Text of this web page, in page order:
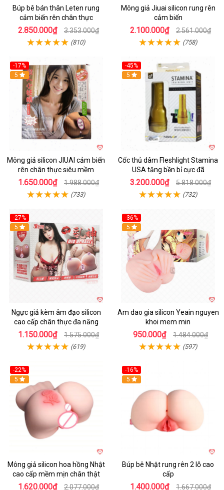
Búp bê bán thân Leten rung
cảm biến rên chân thực
2.850.000₫ 3.353.000₫
(810)
Mông giả Jiuai silicon rung rên
cảm biến
2.100.000₫ 2.561.000₫
(758)
-17%
Hot
5
Mông giả silicon JIUAI cảm biến
rên chân thực siêu mềm
1.650.000₫ 1.988.000₫
(733)
-45%
Hot
5
Cốc thủ dâm Fleshlight Stamina
USA tăng bền bỉ cực đã
3.200.000₫ 5.818.000₫
(732)
-27%
5
Ngực giả kèm âm đạo silicon
cao cấp chân thực đa năng
1.150.000₫ 1.575.000₫
(619)
-36%
Hot
5
Am dao gia silicon Yeain nguyen
khoi mem min
950.000₫ 1.484.000₫
(597)
-22%
5
Mông giả silicon hoa hồng Nhật
cao cấp mềm mịn chân thật
1.620.000₫ 2.077.000₫
-16%
Hot
5
Búp bê Nhật rung rên 2 lỗ cao
cấp
1.400.000₫ 1.667.000₫